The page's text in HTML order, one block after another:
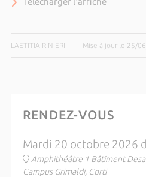
LAETITIA RINIERI Mise à jour le 25/
RENDEZ-VOUS
Mardi 20 octobre 2026
Amphithéâtre 1 Bâtiment
Campus Grimaldi, Corti